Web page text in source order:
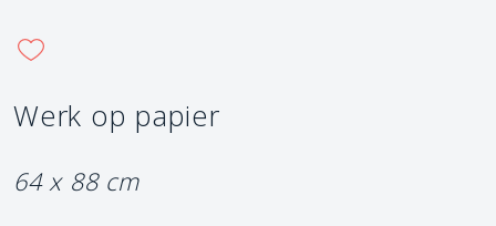
Werk op papier
64 x 88 cm